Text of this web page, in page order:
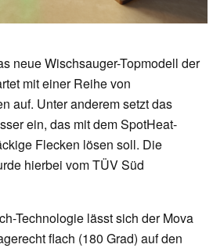
neue Wischsauger-Topmodell der
mit einer Reihe von
auf. Unter anderem setzt das
ein, das mit dem SpotHeat-
Flecken lösen soll. Die
hierbei vom TÜV Süd
Technologie lässt sich der Mova
flach (180 Grad) auf den